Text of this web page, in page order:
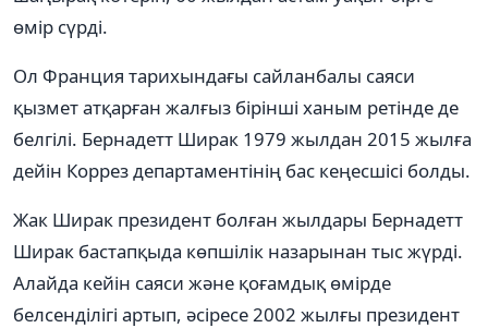
өмір сүрді.
Ол Франция тарихындағы сайланбалы саяси
қызмет атқарған жалғыз бірінші ханым ретінде де
белгілі. Бернадетт Ширак 1979 жылдан 2015 жылға
дейін Коррез департаментінің бас кеңесшісі болды.
Жак Ширак президент болған жылдары Бернадетт
Ширак бастапқыда көпшілік назарынан тыс жүрді.
Алайда кейін саяси және қоғамдық өмірде
белсенділігі артып, әсіресе 2002 жылғы президент